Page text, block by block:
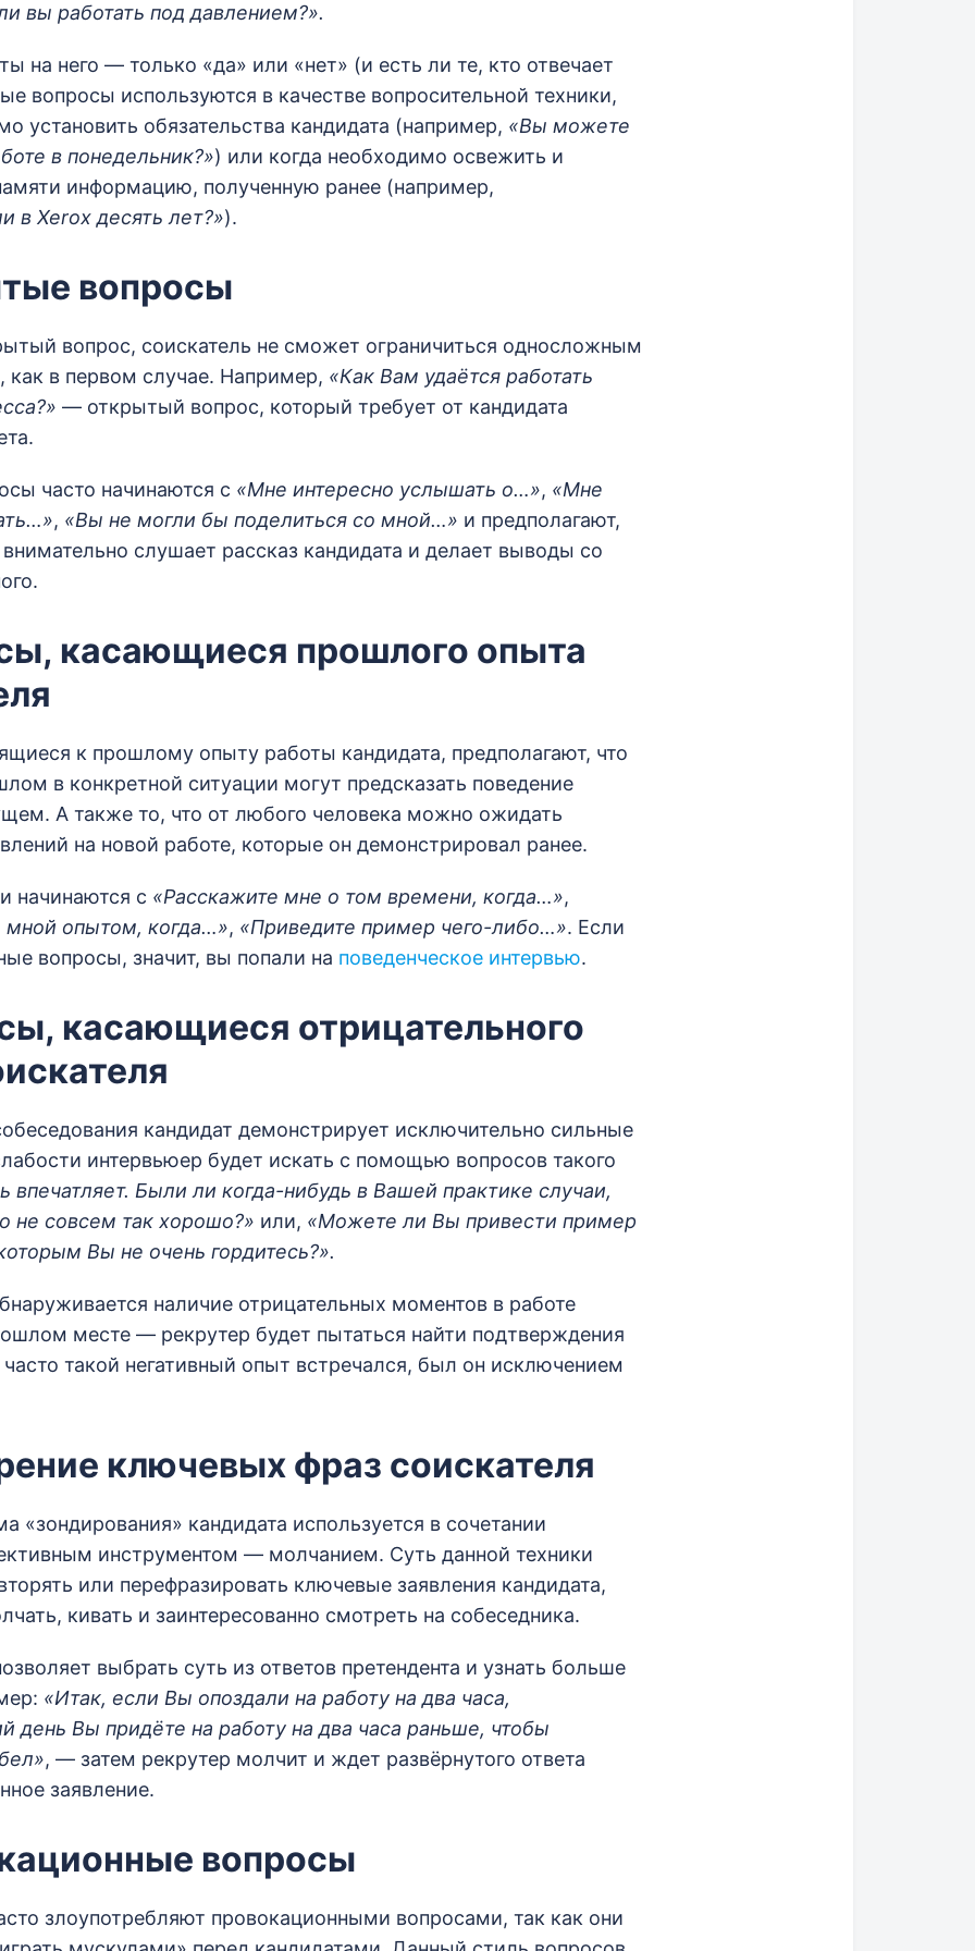
вы работать под давлением?».
на него — только «да» или «нет» (и есть ли те, кто отвечает
вопросы используются в качестве вопросительной техники,
установить обязательства кандидата (например, «Вы можете
в понедельник?») или когда необходимо освежить и
информацию, полученную ранее (например,
в Xerox десять лет?»).
вопросы
вопрос, соискатель не сможет ограничиться односложным
как в первом случае. Например, «Как Вам удаётся работать
— открытый вопрос, который требует от кандидата
часто начинаются с «Мне интересно услышать о…», «Мне
, «Вы не могли бы поделиться со мной…» и предполагают,
слушает рассказ кандидата и делает выводы со
касающиеся прошлого опыта
к прошлому опыту работы кандидата, предполагают, что
в конкретной ситуации могут предсказать поведение
А также то, что от любого человека можно ожидать
на новой работе, которые он демонстрировал ранее.
начинаются с «Расскажите мне о том времени, когда…»,
мной опытом, когда…», «Приведите пример чего-либо…». Если
вопросы, значит, вы попали на поведенческое интервью.
касающиеся отрицательного
кандидат демонстрирует исключительно сильные
интервьюер будет искать с помощью вопросов такого
впечатляет. Были ли когда-нибудь в Вашей практике случаи,
не совсем так хорошо?» или, «Можете ли Вы привести пример
Вы не очень гордитесь?».
наличие отрицательных моментов в работе
месте — рекрутер будет пытаться найти подтверждения
часто такой негативный опыт встречался, был он исключением
ключевых фраз соискателя
«зондирования» кандидата используется в сочетании
инструментом — молчанием. Суть данной техники
или перефразировать ключевые заявления кандидата,
кивать и заинтересованно смотреть на собеседника.
выбрать суть из ответов претендента и узнать больше
«Итак, если Вы опоздали на работу на два часа,
день Вы придёте на работу на два часа раньше, чтобы
, — затем рекрутер молчит и ждет развёрнутого ответа
заявление.
вопросы
злоупотребляют провокационными вопросами, так как они